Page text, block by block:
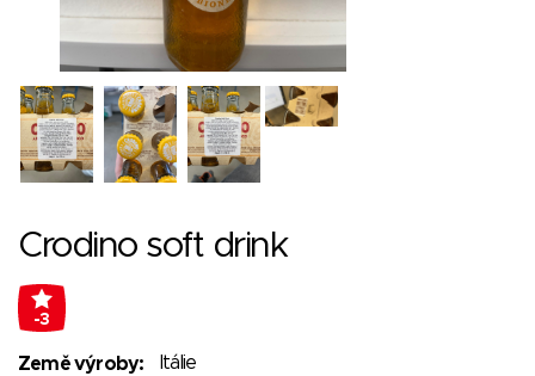
Crodino soft drink
-3
Země výroby:
Itálie